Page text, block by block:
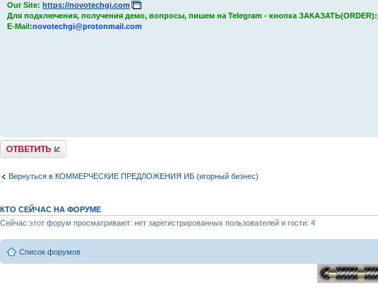
Our Site: https://novotechgi.com
Для подключения, получения демо, вопросы, пишем на Telegram - кнопка ЗАКАЗАТЬ(ORDER):
E-Mail:novotechgi@protonmail.com
Комментировать
Вернуться в КОММЕРЧЕСКИЕ ПРЕДЛОЖЕНИЯ ИБ (игорный бизнес)
КТО СЕЙЧАС НА ФОРУМЕ
Сейчас этот форум просматривают: нет зарегистрированных пользователей и гости: 4
Список форумов